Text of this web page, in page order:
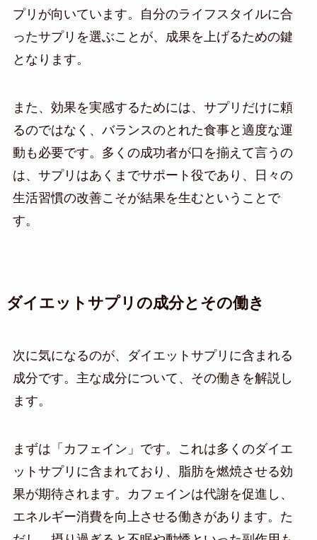
プリが向いています。自分のライフスタイルに合
ったサプリを選ぶことが、成果を上げるための鍵
となります。
また、効果を実感するためには、サプリだけに頼
るのではなく、バランスのとれた食事と適度な運
動も必要です。多くの成功者が口を揃えて言うの
は、サプリはあくまでサポート役であり、日々の
生活習慣の改善こそが結果を生むということで
す。
ダイエットサプリの成分とその働き
次に気になるのが、ダイエットサプリに含まれる
成分です。主な成分について、その働きを解説し
ます。
まずは「カフェイン」です。これは多くのダイエ
ットサプリに含まれており、脂肪を燃焼させる効
果が期待されます。カフェインは代謝を促進し、
エネルギー消費を向上させる働きがあります。た